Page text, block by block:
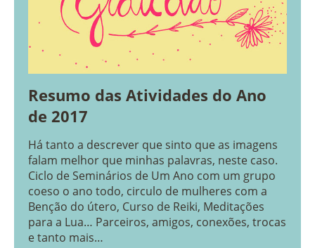
Resumo das Atividades do Ano
de 2017
Há tanto a descrever que sinto que as imagens
falam melhor que minhas palavras, neste caso.
Ciclo de Seminários de Um Ano com um grupo
coeso o ano todo, circulo de mulheres com a
Benção do útero, Curso de Reiki, Meditações
para a Lua… Parceiros, amigos, conexões, trocas
e tanto mais…